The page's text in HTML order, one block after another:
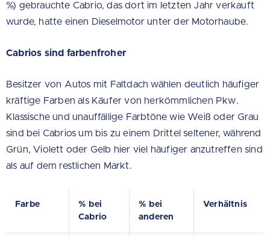
%) gebrauchte Cabrio, das dort im letzten Jahr verkauft
wurde, hatte einen Dieselmotor unter der Motorhaube.
Cabrios sind farbenfroher
Besitzer von Autos mit Faltdach wählen deutlich häufiger
kräftige Farben als Käufer von herkömmlichen Pkw.
Klassische und unauffällige Farbtöne wie Weiß oder Grau
sind bei Cabrios um bis zu einem Drittel seltener, während
Grün, Violett oder Gelb hier viel häufiger anzutreffen sind
als auf dem restlichen Markt.
Farbe
% bei
Cabrio
% bei
anderen
Verhältnis